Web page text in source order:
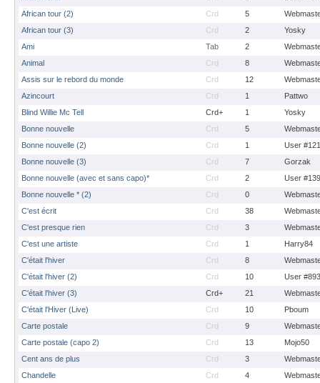
African tour (2)
Crd 5
African tour (3)
Crd 2
Yosky
Ami
Tab 2
Animal
Crd 8
Assis sur le rebord du monde
Crd 12
Azincourt
Crd 1
Pattwo
Blind Willie Mc Tell
Crd+ 1
Yosky
Bonne nouvelle
Crd 5
Bonne nouvelle (2)
Crd 1
User
Bonne nouvelle (3)
Crd 7
Gorzak
Bonne nouvelle (avec et sans capo)*
Crd 2
User
Bonne nouvelle * (2)
Crd 0
C'est écrit
Crd 38
C'est presque rien
Crd 3
C'est une artiste
Crd 1
Harry84
C'était l'hiver
Crd 8
C'était l'hiver (2)
Crd 10
User
C'était l'hiver (3)
Crd+ 21
C'était l'Hiver (Live)
Crd 10
Pboum
Carte postale
Crd 9
Carte postale (capo 2)
Crd 13
Mojo50
Cent ans de plus
Crd 3
Chandelle
Crd 4